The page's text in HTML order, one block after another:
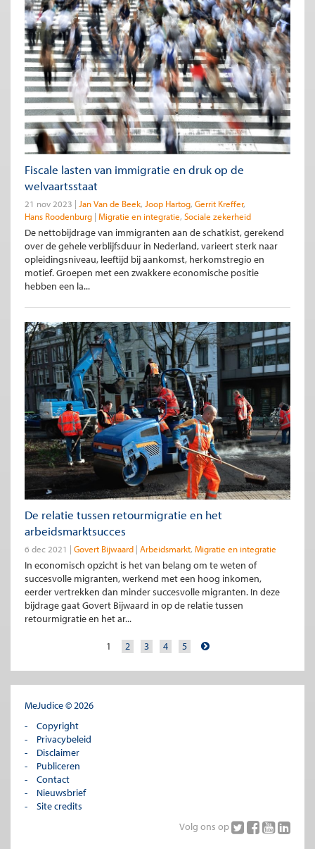
Fiscale lasten van immigratie en druk op de
welvaartsstaat
21 nov 2023 Jan Van de Beek Joop Hartog Gerrit Kreffer
Hans Roodenburg Migratie en integratie Sociale zekerheid
De nettobijdrage van immigranten aan de schatkist, gerekend
over de gehele verblijfsduur in Nederland, varieert sterk naar
opleidingsniveau, leeftijd bij aankomst, herkomstregio en
motief. Groepen met een zwakkere economische positie
hebben een la...
De relatie tussen retourmigratie en het
arbeidsmarktsucces
6 dec 2021 Govert Bijwaard Arbeidsmarkt Migratie en integratie
In economisch opzicht is het van belang om te weten of
succesvolle migranten, werkend met een hoog inkomen,
eerder vertrekken dan minder succesvolle migranten. In deze
bijdrage gaat Govert Bijwaard in op de relatie tussen
retourmigratie en het ar...
1 2 3 4 5
MeJudice © 2026
Copyright
Privacybeleid
Disclaimer
Publiceren
Contact
Nieuwsbrief
Site credits
Volg ons op